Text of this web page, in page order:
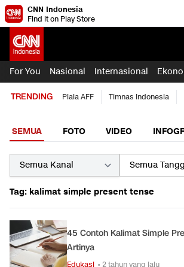
CNN Indonesia
Find it on Play Store
For You Nasional Internasional
TRENDING Piala AFF Timnas Indonesia
SEMUA FOTO VIDEO
Tag: kalimat simple present tense
45 Contoh Kalimat Simple
Artinya
Edukasi • 2 tahun yang lalu